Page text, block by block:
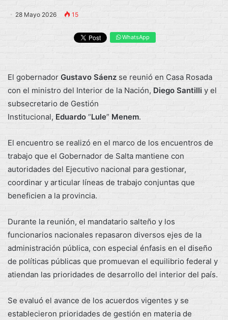
28 Mayo 2026 15
WhatsApp
El gobernador Gustavo Sáenz se reunió en Casa Rosada
con el ministro del Interior de la Nación, Diego Santilli y el
subsecretario de Gestión
Institucional, Eduardo “Lule” Menem.
El encuentro se realizó en el marco de los encuentros de
trabajo que el Gobernador de Salta mantiene con
autoridades del Ejecutivo nacional para gestionar,
coordinar y articular líneas de trabajo conjuntas que
beneficien a la provincia.
Durante la reunión, el mandatario salteño y los
funcionarios nacionales repasaron diversos ejes de la
administración pública, con especial énfasis en el diseño
de políticas públicas que promuevan el equilibrio federal y
atiendan las prioridades de desarrollo del interior del país.
Se evaluó el avance de los acuerdos vigentes y se
establecieron prioridades de gestión en materia de